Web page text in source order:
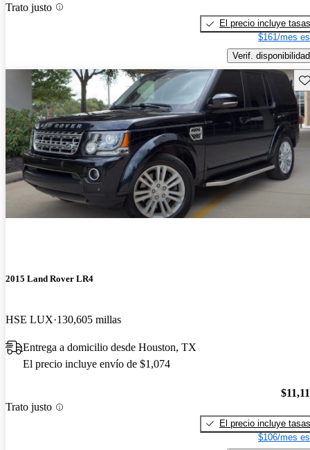
Trato justo
El precio incluye tasas
$161/mes
Verif. disponibilidad
2015 Land Rover LR4
HSE LUX 130,605 millas
Entrega a domicilio desde Houston, TX
El precio incluye envío de $1,074
Trato justo
El precio incluye tasas
$106/mes